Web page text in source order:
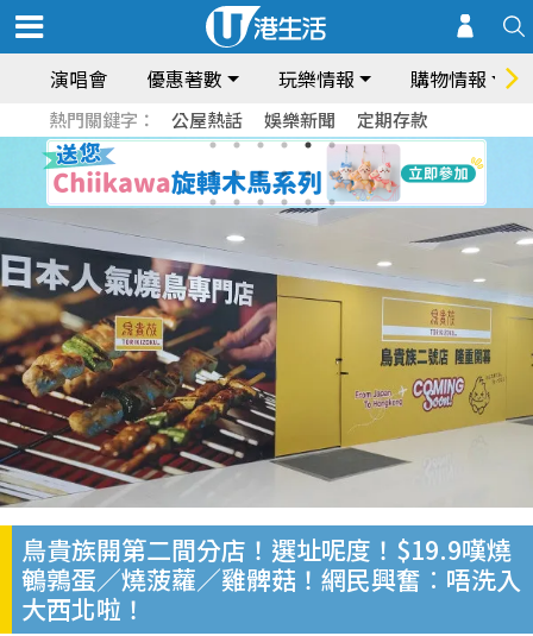
演唱會 優惠著數 玩樂情報 購物情報
熱門關鍵字： 公屋熱話 娛樂新聞 定期存款
鳥貴族開第二間分店！選址呢度！$19.9嘆燒
鵪鶉蛋／燒菠蘿／雞髀菇！網民興奮︰唔洗入
大西北啦！